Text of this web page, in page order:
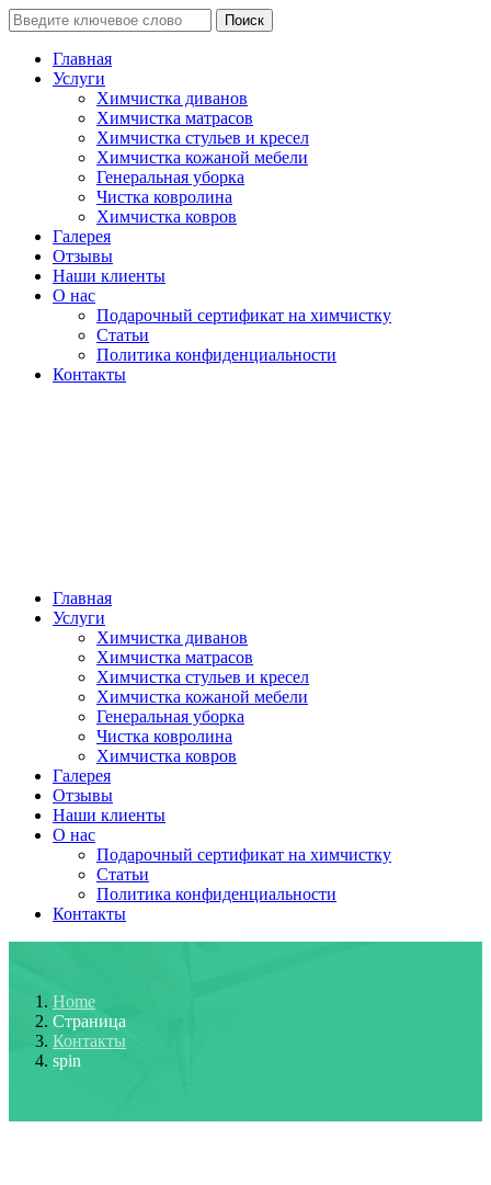
Поиск
Главная
Услуги
Химчистка диванов
Химчистка матрасов
Химчистка стульев и кресел
Химчистка кожаной мебели
Генеральная уборка
Чистка ковролина
Химчистка ковров
Галерея
Отзывы
Наши клиенты
О нас
Подарочный сертификат на химчистку
Статьи
Политика конфиденциальности
Контакты
Главная
Услуги
Химчистка диванов
Химчистка матрасов
Химчистка стульев и кресел
Химчистка кожаной мебели
Генеральная уборка
Чистка ковролина
Химчистка ковров
Галерея
Отзывы
Наши клиенты
О нас
Подарочный сертификат на химчистку
Статьи
Политика конфиденциальности
Контакты
Home
Страница
Контакты
spin